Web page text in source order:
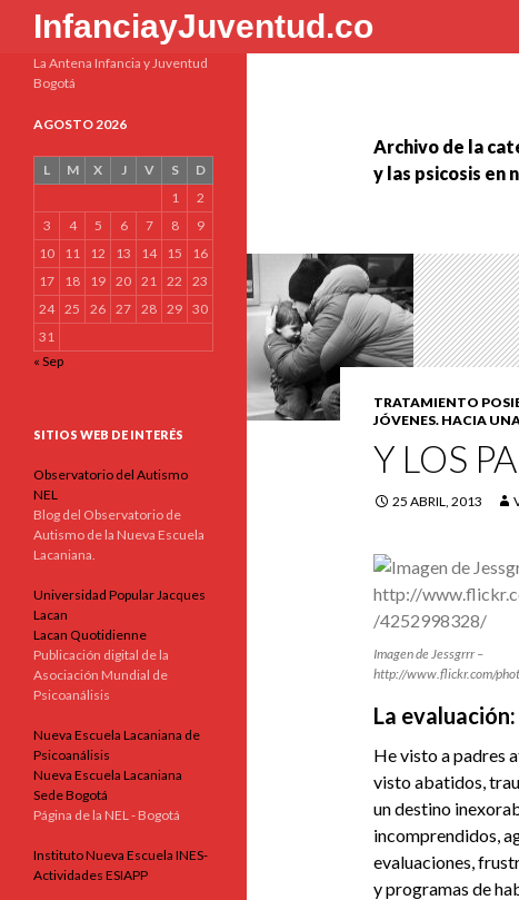
InfanciayJuventud.co
Buscar
Archivo de la
y las psicosis en
TRATAMIENTO
JÓVENES. HACIA
Y LOS
25 ABRIL, 2013
Imagen de Jessgrrr –
http://www.flickr.com/
La
He visto a padres
visto abatidos,
un destino
incomprendidos,
evaluaciones,
y programas de
La Antena Infancia y Juventud
Bogotá
AGOSTO 2026
L M X J V S
D
1
2
3
4 5 6 7 8
9
10
11 12 13 14 15
16
17
18 19 20 21 22
23
24 25 26 27 28 29 30
31
« Sep
SITIOS WEB DE INTERÉS
Observatorio del Autismo
NEL
Blog del Observatorio de
Autismo de la Nueva Escuela
Lacaniana.
Universidad Popular Jacques
Lacan
Lacan Quotidienne
Publicación digital de la
Asociación Mundial de
Psicoanálisis
Nueva Escuela Lacaniana de
Psicoanálisis
Nueva Escuela Lacaniana
Sede Bogotá
Página de la NEL - Bogotá
Instituto Nueva Escuela INES-
Actividades ESIAPP